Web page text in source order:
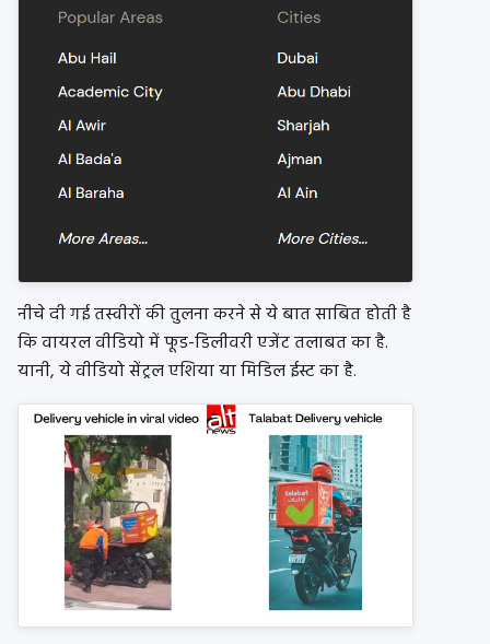
नीचे दी गई तस्वीरों की तुलना करने से ये बात साबित होती है
कि वायरल वीडियो में फूड-डिलीवरी एजेंट तलाबत का है.
यानी, ये वीडियो सेंट्रल एशिया या मिडिल ईस्ट का है.